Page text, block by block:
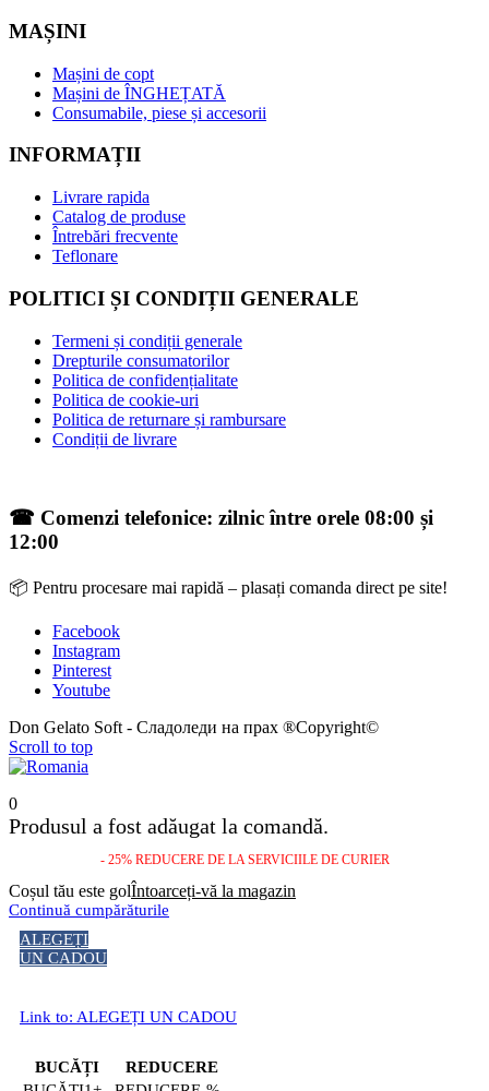
MAȘINI
Mașini de copt
Mașini de ÎNGHEȚATĂ
Consumabile, piese și accesorii
INFORMAȚII
Livrare rapida
Catalog de produse
Întrebări frecvente
Teflonare
POLITICI ȘI CONDIȚII GENERALE
Termeni și condiții generale
Drepturile consumatorilor
Politica de confidențialitate
Politica de cookie-uri
Politica de returnare și rambursare
Condiții de livrare
☎ Comenzi telefonice: zilnic între orele 08:00 și
12:00
📦 Pentru procesare mai rapidă – plasați comanda direct pe site!
Facebook
Instagram
Pinterest
Youtube
Don Gelato Soft - Сладоледи на прах ®Copyright©
Scroll to top
0
Produsul a fost adăugat la comandă.
- 25% REDUCERE DE LA SERVICIILE DE CURIER
Coșul tău este golÎntoarceți-vă la magazin
Continuă cumpărăturile
ALEGEȚI
UN CADOU
Link to: ALEGEȚI UN CADOU
BUCĂȚI
REDUCERE